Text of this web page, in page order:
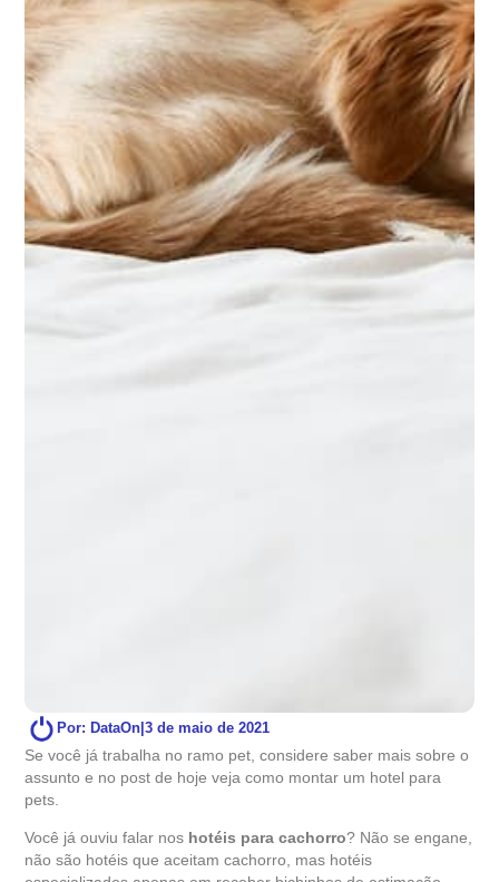
Por: DataOn |3 de maio de 2021
Se você já trabalha no ramo pet, considere saber mais sobre o
assunto e no post de hoje veja como montar um hotel para
pets.
Você já ouviu falar nos hotéis para cachorro? Não se engane,
não são hotéis que aceitam cachorro, mas hotéis